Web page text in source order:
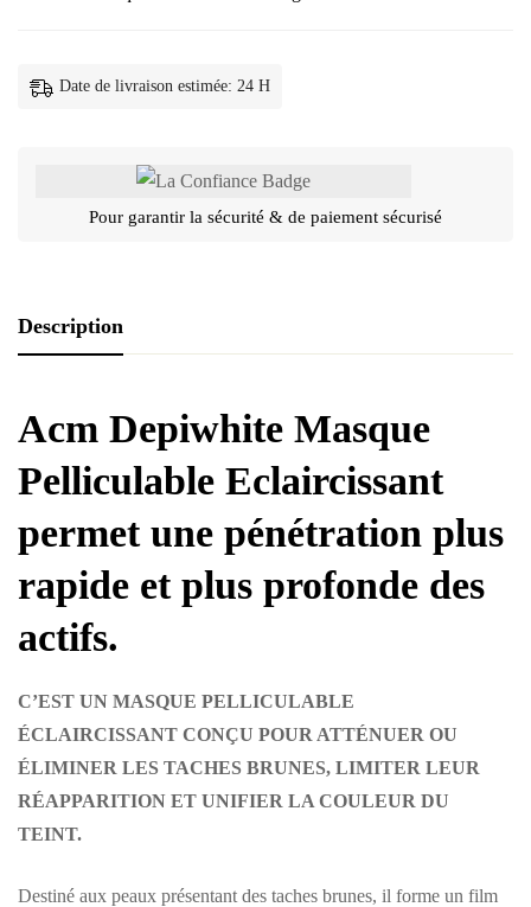
Date de livraison estimée: 24 H
Pour garantir la sécurité & de paiement sécurisé
Description
Acm Depiwhite Masque
Pelliculable Eclaircissant
permet une pénétration plus
rapide et plus profonde des
actifs.
C’EST UN MASQUE PELLICULABLE
ÉCLAIRCISSANT CONÇU POUR ATTÉNUER OU
ÉLIMINER LES TACHES BRUNES, LIMITER LEUR
RÉAPPARITION ET UNIFIER LA COULEUR DU
TEINT.
Destiné aux peaux présentant des taches brunes, il forme un film